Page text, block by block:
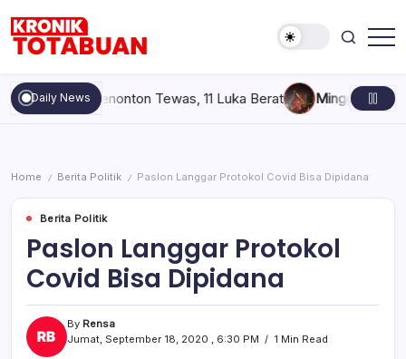
content
Totabuan
hari
ini
Kronik
Daily News
6 Penonton Tewas, 11 Luka Berat Minggu, Agustus 9,
Home / Berita Politik / Paslon Langgar Protokol Covid Bisa Dipidana
Berita Politik
Paslon Langgar Protokol
Covid Bisa Dipidana
By Rensa
Jumat, September 18, 2020 , 6:30 PM
1 Min Read